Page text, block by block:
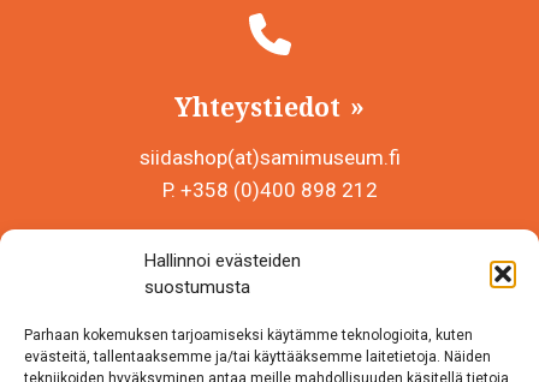
Hallinnoi evästeiden
suostumusta
Parhaan kokemuksen tarjoamiseksi käytämme teknologioita, kuten
evästeitä, tallentaaksemme ja/tai käyttääksemme laitetietoja. Näiden
tekniikoiden hyväksyminen antaa meille mahdollisuuden käsitellä tietoja,
Yhteystiedot
siidashop(at)samimuseum.fi
P. +358 (0)400 898 212
Y-tunnus 0625907-2
Inarintie 46